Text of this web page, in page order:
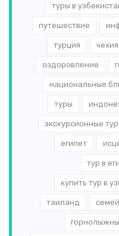
туры в
путешествие
турция чехия
оздоровление
национальные
туры
экскурсионные
египет
тур в
купить тур в
таиланд